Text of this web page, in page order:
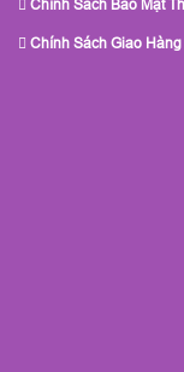
Chính Sách Bảo Mật
Chính Sách Giao